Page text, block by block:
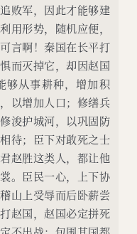
败军，因此才能够建
用形势，随机应便，
言啊！秦国在长平打
而灭掉它，却因赵国
够从事耕种，增加积
以增加人口；修缮兵
浚护城河，以巩固防
待；臣下对敢死之士
赵胜这类人，都让他
。臣民一心，上下协
山上受辱而后卧薪尝
赵国，赵国必定拼死